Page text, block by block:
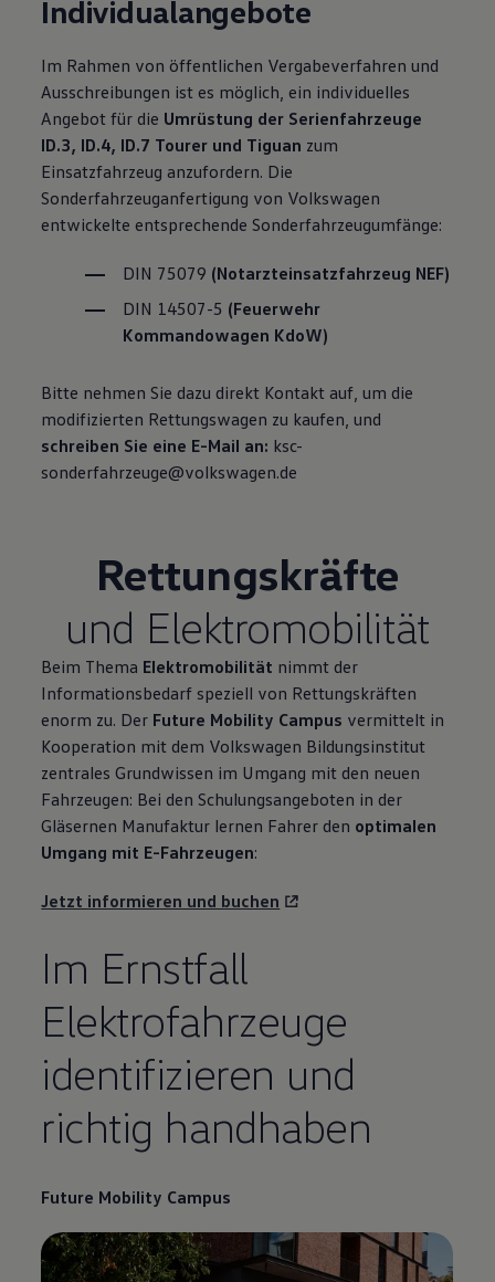
Individualangebote
Im Rahmen von öffentlichen Vergabeverfahren und
Ausschreibungen ist es möglich, ein individuelles
Angebot für die Umrüstung der Serienfahrzeuge
ID.3, ID.4, ID.7 Tourer und Tiguan zum
Einsatzfahrzeug anzufordern. Die
Sonderfahrzeuganfertigung von Volkswagen
entwickelte entsprechende Sonderfahrzeugumfänge:
DIN 75079 (Notarzteinsatzfahrzeug NEF)
DIN 14507-5 (Feuerwehr
Kommandowagen KdoW)
Bitte nehmen Sie dazu direkt Kontakt auf, um die
modifizierten Rettungswagen zu kaufen, und
schreiben Sie eine E-Mail an: ksc-
sonderfahrzeuge@volkswagen.de
Rettungskräfte
und Elektromobilität
Beim Thema Elektromobilität nimmt der
Informationsbedarf speziell von Rettungskräften
enorm zu. Der Future Mobility Campus vermittelt in
Kooperation mit dem Volkswagen Bildungsinstitut
zentrales Grundwissen im Umgang mit den neuen
Fahrzeugen: Bei den Schulungsangeboten in der
Gläsernen Manufaktur lernen Fahrer den optimalen
Umgang mit E-Fahrzeugen:
Jetzt informieren und buchen
Im Ernstfall
Elektrofahrzeuge
identifizieren und
richtig handhaben
Future Mobility Campus